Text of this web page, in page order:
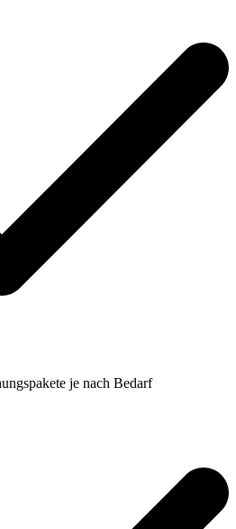
je nach Bedarf